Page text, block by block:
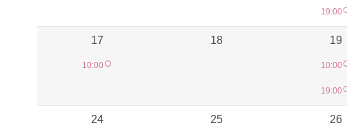
19:00
17
10:00○
18 19
10:00
19:00
24 25 26